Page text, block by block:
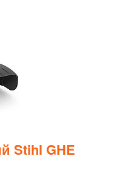
Stihl GHE